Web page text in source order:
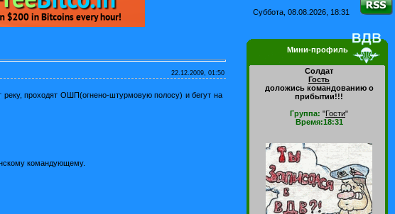
Суббота, 08.08.2026, 18:31
22.12.2009, 01:50
проходят ОШП(огнено-штурмовую полосу) и бегут на
командующему.
Мини-профиль
Солдат
Гость
доложись командованию о
прибытии!!!
Группа: "Гости"
Время:18:31